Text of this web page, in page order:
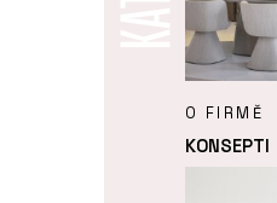
O FIRMĚ
KONSEPTI